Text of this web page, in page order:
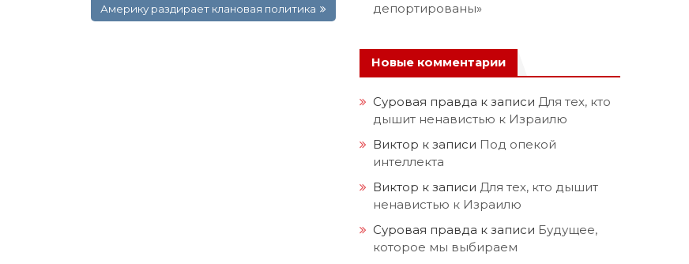
Америку раздирает клановая политика
депортированы»
Новые комментарии
Суровая правда к записи Для тех, кто
дышит ненавистью к Израилю
Виктор к записи Под опекой
интеллекта
Виктор к записи Для тех, кто дышит
ненавистью к Израилю
Суровая правда к записи Будущее,
которое мы выбираем